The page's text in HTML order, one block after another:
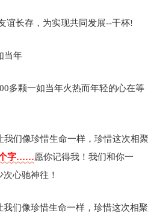
谊长存，为实现共同发展--干杯!
当年
多颗一如当年火热而年轻的心在等
我们像珍惜生命一样，珍惜这次相聚
字……愿你记得我！我们和你一
心驰神往！
我们像珍惜生命一样，珍惜这次相聚